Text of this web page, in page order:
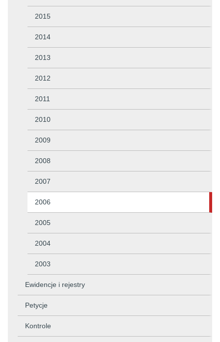
2015
2014
2013
2012
2011
2010
2009
2008
2007
2006
2005
2004
2003
Ewidencje i rejestry
Petycje
Kontrole